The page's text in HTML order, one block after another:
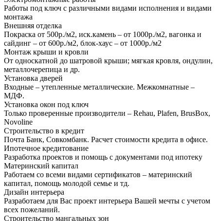
Работы под ключ с различными видами исполнения и видами
монтажа
Внешняя отделка
Покраска от 500р./м2, иск.камень – от 1000р./м2, вагонка и
сайдинг – от 600р./м2, блок-хаус – от 1000р./м2
Монтаж крыши и кровли
От односкатной до шатровой крыши; мягкая кровля, ондулин,
металлочерепица и др.
Установка дверей
Входные – утепленные металлические. Межкомнатные –
МДФ.
Установка окон под ключ
Только проверенные производители – Rehau, Plafen, BrusBox,
Novoline
Строительство в кредит
Почта Банк, Совкомбанк. Расчет стоимости кредита в офисе.
Ипотечное кредитование
Разработка проектов и помощь с документами под ипотеку
Материнский капитал
Работаем со всеми видами сертификатов – материнский
капитал, помощь молодой семье и тд.
Дизайн интерьера
Разработаем для Вас проект интерьера Вашей мечты с учетом
всех пожеланий.
Строительство мангальных зон